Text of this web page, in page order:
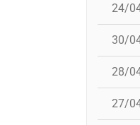
24/
30/
28/
27/